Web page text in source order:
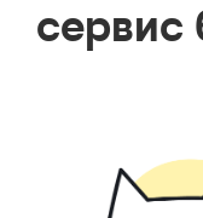
сервис